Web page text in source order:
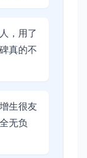
，用了
真的不
生很友
无负